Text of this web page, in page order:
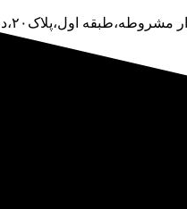
اول،پلاک۲۰،دفترفروش ایستکول